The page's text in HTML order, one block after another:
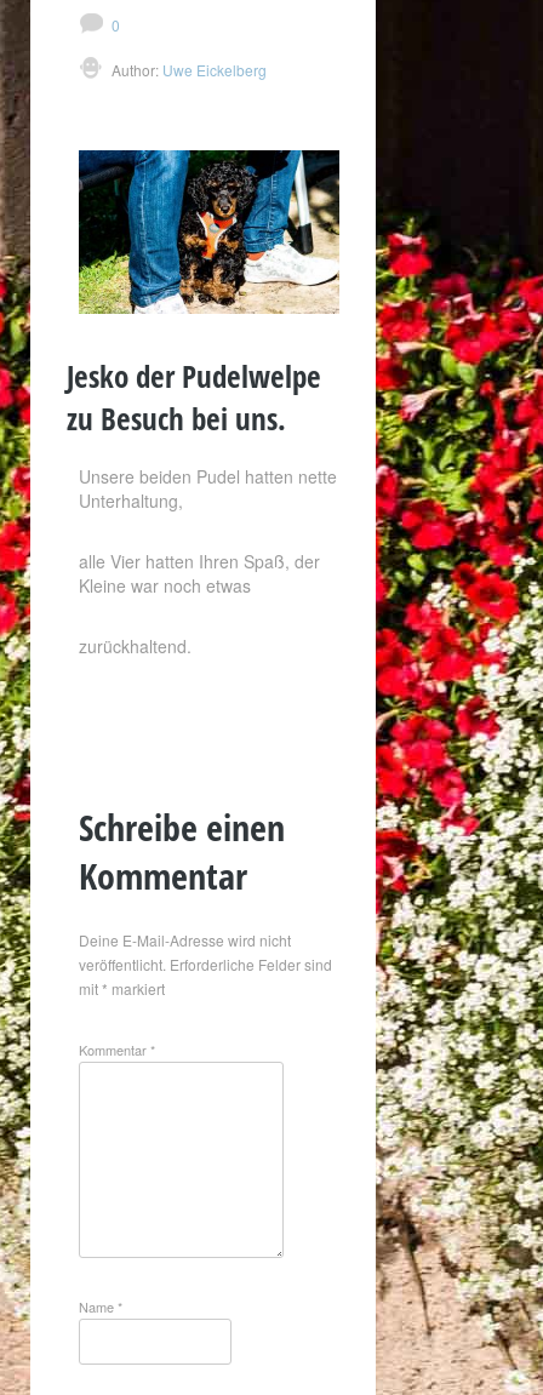
0
Author: Uwe Eickelberg
Jesko der Pudelwelpe
zu Besuch bei uns.
Unsere beiden Pudel hatten nette
Unterhaltung,
alle Vier hatten Ihren Spaß, der
Kleine war noch etwas
zurückhaltend.
Schreibe einen
Kommentar
Deine E-Mail-Adresse wird nicht
veröffentlicht. Erforderliche Felder sind
mit* markiert
Kommentar*
Name*